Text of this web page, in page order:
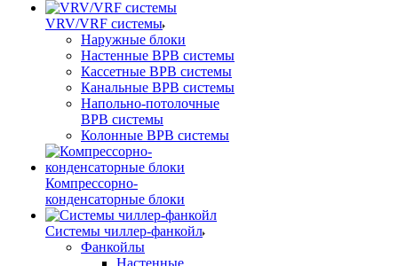
VRV/VRF системы
Наружные блоки
Настенные ВРВ системы
Кассетные ВРВ системы
Канальные ВРВ системы
Напольно-потолочные
ВРВ системы
Колонные ВРВ системы
Компрессорно-
конденсаторные блоки
Системы чиллер-фанкойл
Фанкойлы
Настенные